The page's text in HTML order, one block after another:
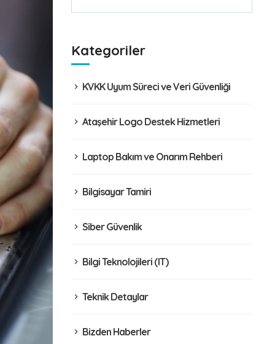
Kategoriler
KVKK Uyum Süreci ve Veri Güvenliği
Ataşehir Logo Destek Hizmetleri
Laptop Bakım ve Onarım Rehberi
Bilgisayar Tamiri
Siber Güvenlik
Bilgi Teknolojileri (IT)
Teknik Detaylar
Bizden Haberler